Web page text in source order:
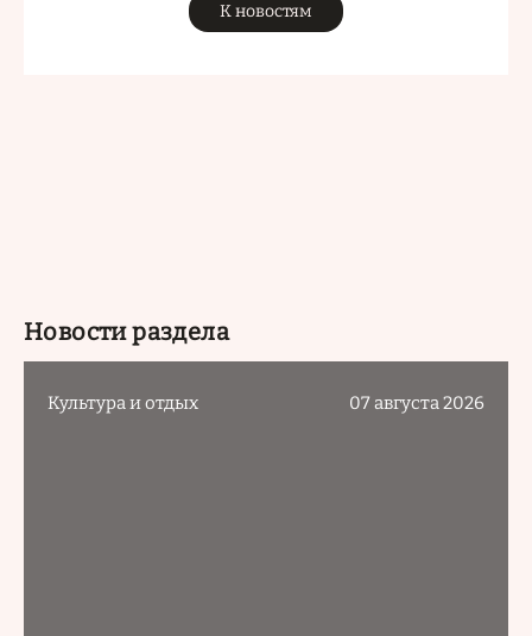
К новостям
Новости раздела
Культура и отдых 07 августа 2026